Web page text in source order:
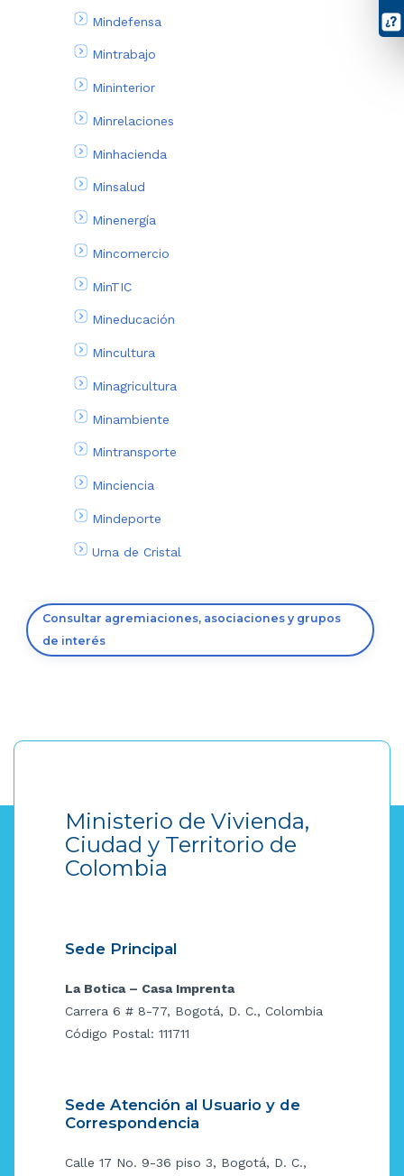
Mindefensa
Mintrabajo
Mininterior
Minrelaciones
Minhacienda
Minsalud
Minenergía
Mincomercio
MinTIC
Mineducación
Mincultura
Minagricultura
Minambiente
Mintransporte
Minciencia
Mindeporte
Urna de Cristal
Consultar agremiaciones, asociaciones y grupos
de interés
Ministerio de Vivienda,
Ciudad y Territorio de
Colombia
Sede Principal
La Botica – Casa Imprenta
Carrera 6 # 8-77, Bogotá, D. C., Colombia
Código Postal: 111711
Sede Atención al Usuario y de
Correspondencia
Calle 17 No. 9-36 piso 3, Bogotá, D. C.,